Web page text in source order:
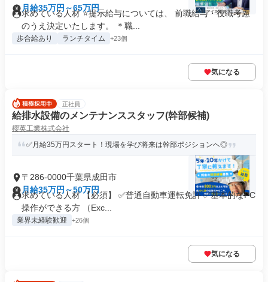
月給35万円～65万円
求めている人材 ⭐提示給与については、 前職給与・役職考慮
のうえ決定いたします。 ＊職...
歩合給あり ランチタイム +23個
気になる
正社員
給排水設備のメンテナンススタッフ(幹部候補)
櫻英工業株式会社
✅月給35万円スタート！現場を学び将来は幹部ポジションへ◎
〒286-0000千葉県成田市
月給35万円～50万円
求めている人材 【必須】 ✅普通自動車運転免許 ✅基本的なPC
操作ができる方 （Exc...
業界未経験歓迎 +26個
気になる